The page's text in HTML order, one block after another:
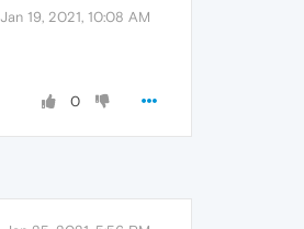
Jan 19, 2021, 10:08 AM
0